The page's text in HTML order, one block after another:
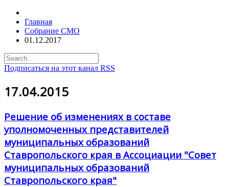
Главная
Собрание СМО
01.12.2017
Подписаться на этот канал RSS
17.04.2015
Решение об изменениях в составе
уполномоченных представителей
муниципальных образований
Ставропольского края в Ассоциации "Совет
муниципальных образований
Ставропольского края"